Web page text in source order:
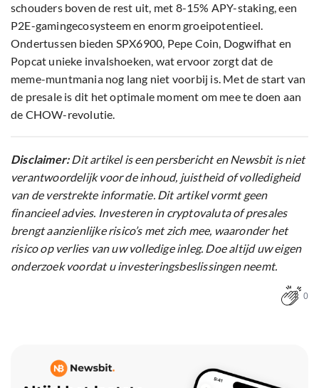
schouders boven de rest uit, met 8-15% APY-staking, een
P2E-gamingecosysteem en enorm groeipotentieel.
Ondertussen bieden SPX6900, Pepe Coin, Dogwifhat en
Popcat unieke invalshoeken, wat ervoor zorgt dat de
meme-muntmania nog lang niet voorbij is. Met de start van
de presale is dit het optimale moment om mee te doen aan
de CHOW-revolutie.
Disclaimer:Dit artikel is een persbericht en Newsbit is niet
verantwoordelijk voor de inhoud, juistheid of volledigheid
van de verstrekte informatie. Dit artikel vormt geen
financieel advies. Investeren in cryptovaluta of presales
brengt aanzienlijke risico’s met zich mee, waaronder het
risico op verlies van uw volledige inleg. Doe altijd uw eigen
onderzoek voordat u investeringsbeslissingen neemt.
0